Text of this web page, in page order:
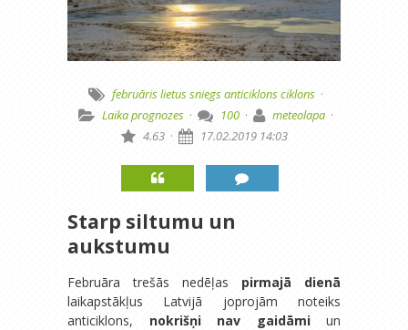
februārislietussniegsanticiklons ciklons ·
Laika prognozes · 100 · meteolapa ·
4.63 · 17.02.2019 14:03
Starp siltumu un
aukstumu
Februāra trešās nedēļas pirmajā dienā
laikapstākļus Latvijā joprojām noteiks
anticiklons, nokrišņi nav gaidāmiun